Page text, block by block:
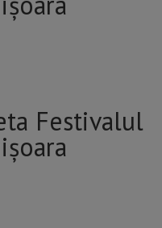
Festivalul